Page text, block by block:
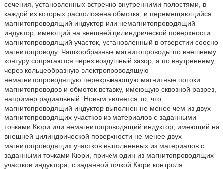
сечения, установленных встречно внутренними полостями, в
каждой из которых расположена обмотка, и перемещающийся
магнитопроводящий индуктор или немагнитопроводящий
индуктор, имеющий на внешней цилиндрической поверхности
магнитопроводящий участок, установленный в отверстии соосно
магнитопроводу. Чашкообразные магнитопроводы по внешнему
контуру сопрягаются через воздушный зазор, а по внутреннему,
через кольцеобразную электропроводящую
немагнитопроводящую перекрывающую магнитные потоки
магнитопроводов и обмоток вставку, имеющую сквозной разрез,
например радиальный. Новым является то, что
магнитопроводящий индуктор выполнен не менее чем из двух
магнитопроводящих участков из материалов с заданными
точками Кюри или немагнитопроводящий индуктор, имеющий на
внешней цилиндрической поверхности не менее двух
магнитопроводящих участков выполненных из материалов с
заданными точками Кюри, причем один из магнитопроводящих
участков индуктора, с заданной точкой Кюри контроля